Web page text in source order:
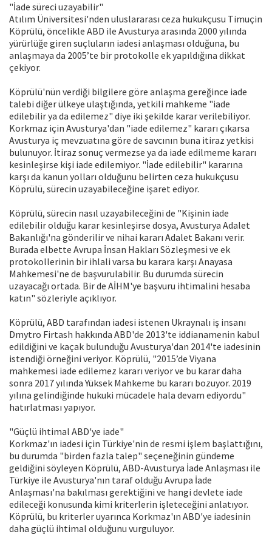
"İade süreci uzayabilir"
Atılım Üniversitesi'nden uluslararası ceza hukukçusu Timuçin
Köprülü, öncelikle ABD ile Avusturya arasında 2000 yılında
yürürlüğe giren suçluların iadesi anlaşması olduğuna, bu
anlaşmaya da 2005’te bir protokolle ek yapıldığına dikkat
çekiyor.
Köprülü'nün verdiği bilgilere göre anlaşma gereğince iade
talebi diğer ülkeye ulaştığında, yetkili mahkeme "iade
edilebilir ya da edilemez" diye iki şekilde karar verilebiliyor.
Korkmaz için Avusturya'dan "iade edilemez" kararı çıkarsa
Avusturya iç mevzuatına göre de savcının buna itiraz yetkisi
bulunuyor. İtiraz sonuç vermezse ya da iade edilmeme kararı
kesinleşirse kişi iade edilemiyor. "İade edilebilir" kararına
karşı da kanun yolları olduğunu belirten ceza hukukçusu
Köprülü, sürecin uzayabileceğine işaret ediyor.
Köprülü, sürecin nasıl uzayabileceğini de "Kişinin iade
edilebilir olduğu karar kesinleşirse dosya, Avusturya Adalet
Bakanlığı'na gönderilir ve nihai kararı Adalet Bakanı verir.
Burada elbette Avrupa İnsan Hakları Sözleşmesi ve ek
protokollerinin bir ihlali varsa bu karara karşı Anayasa
Mahkemesi'ne de başvurulabilir. Bu durumda sürecin
uzayacağı ortada. Bir de AİHM'ye başvuru ihtimalini hesaba
katın" sözleriyle açıklıyor.
Köprülü, ABD tarafından iadesi istenen Ukraynalı iş insanı
Dmytro Firtash hakkında ABD'de 2013'te iddianamenin kabul
edildiğini ve kaçak bulunduğu Avusturya'dan 2014'te iadesinin
istendiği örneğini veriyor. Köprülü, "2015’de Viyana
mahkemesi iade edilemez kararı veriyor ve bu karar daha
sonra 2017 yılında Yüksek Mahkeme bu kararı bozuyor. 2019
yılına gelindiğinde hukuki mücadele hala devam ediyordu"
hatırlatması yapıyor.
"Güçlü ihtimal ABD'ye iade"
Korkmaz'ın iadesi için Türkiye'nin de resmi işlem başlattığını,
bu durumda "birden fazla talep" seçeneğinin gündeme
geldiğini söyleyen Köprülü, ABD-Avusturya İade Anlaşması ile
Türkiye ile Avusturya'nın taraf olduğu Avrupa İade
Anlaşması'na bakılması gerektiğini ve hangi devlete iade
edileceği konusunda kimi kriterlerin işleteceğini anlatıyor.
Köprülü, bu kriterler uyarınca Korkmaz'ın ABD'ye iadesinin
daha güçlü ihtimal olduğunu vurguluyor.